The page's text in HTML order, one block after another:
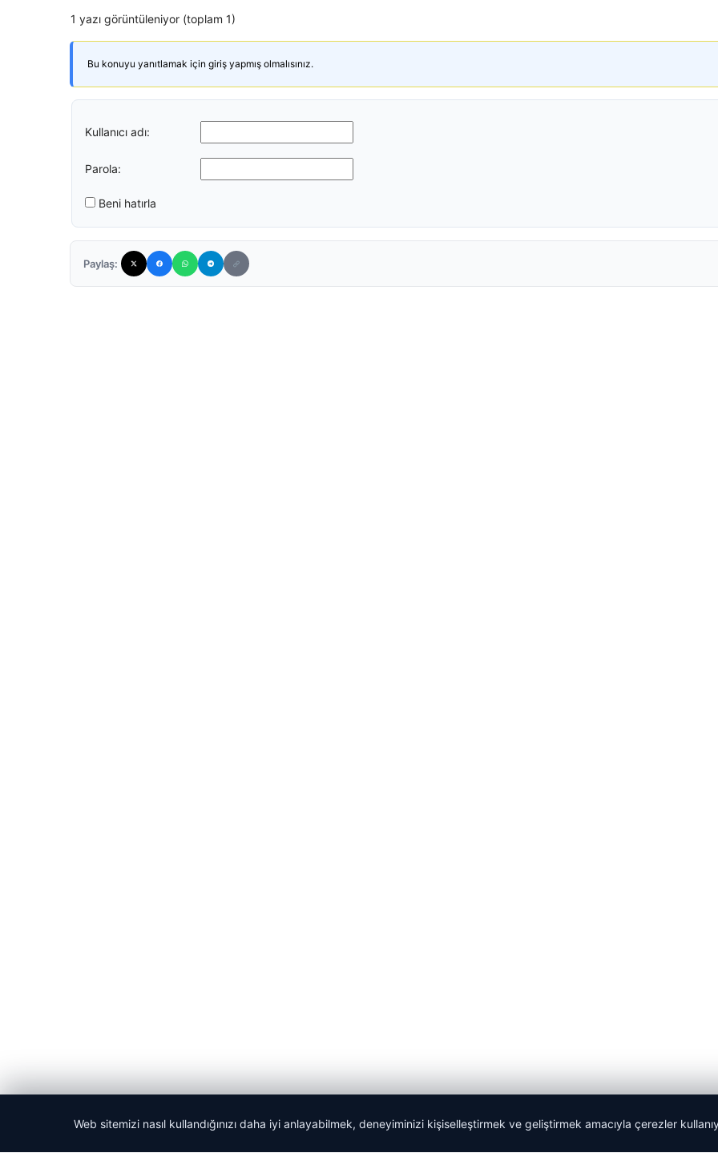
1 yazı görüntüleniyor (toplam 1)
Bu konuyu yanıtlamak için giriş yapmış olmalısınız.
Kullanıcı adı:
Parola:
Beni hatırla
Paylaş:
Web sitemizi nasıl kullandığınızı daha iyi anlayabilmek, deneyiminizi kişiselleştirmek ve geliştirmek amacıyla çerezler